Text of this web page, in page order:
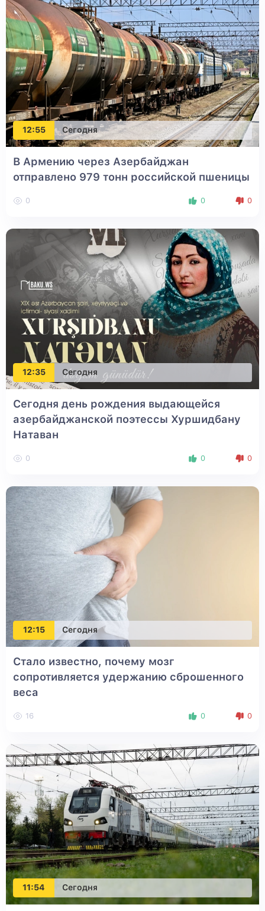
12:55 Сегодня
В Армению через Азербайджан
отправлено 979 тонн российской пшеницы
0 0 0
12:35 Сегодня
Сегодня день рождения выдающейся
азербайджанской поэтессы Хуршидбану
Натаван
0 0 0
12:15 Сегодня
Стало известно, почему мозг
сопротивляется удержанию сброшенного
веса
16 0 0
11:54 Сегодня